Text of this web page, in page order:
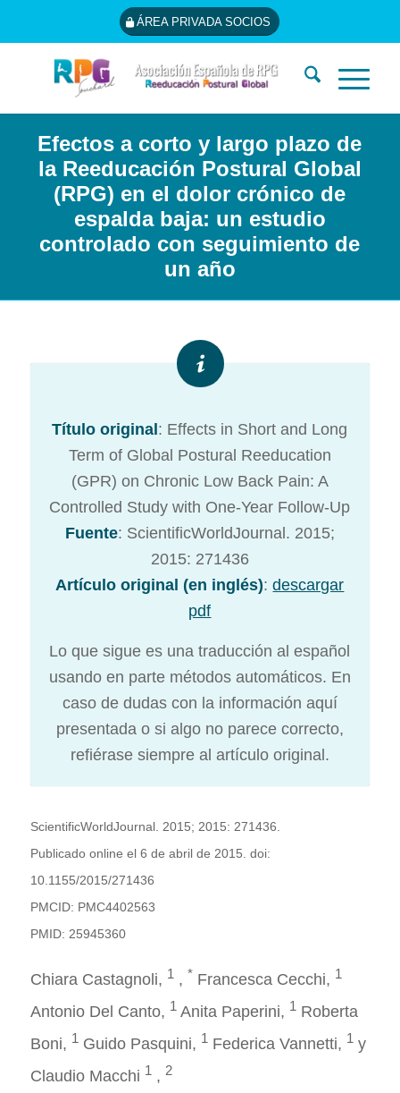
ÁREA PRIVADA SOCIOS
Efectos a corto y largo plazo de
la Reeducación Postural Global
(RPG) en el dolor crónico de
espalda baja: un estudio
controlado con seguimiento de
un año
Título original : Effects in Short and Long
Term of Global Postural Reeducation
(GPR) on Chronic Low Back Pain: A
Controlled Study with One-Year Follow-Up
Fuente: ScientificWorldJournal. 2015;
2015: 271436
Artículo original (en inglés):descargar
pdf
Lo que sigue es una traducción al español
usando en parte métodos automáticos. En
caso de dudas con la información aquí
presentada o si algo no parece correcto,
refiérase siempre al artículo original.
ScientificWorldJournal. 2015; 2015: 271436.
Publicado online el 6 de abril de 2015. doi:
10.1155/2015/271436
PMCID: PMC4402563
PMID: 25945360
Chiara Castagnoli, 1, * Francesca Cecchi, 1
Antonio Del Canto, 1Anita Paperini, 1Roberta
Boni, 1Guido Pasquini, 1Federica Vannetti, 1y
Claudio Macchi 1, 2